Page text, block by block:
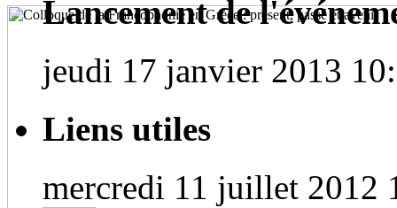
Lancement de
jeudi 17 janvier 2013
Liens utiles
mercredi 11 juillet 2012